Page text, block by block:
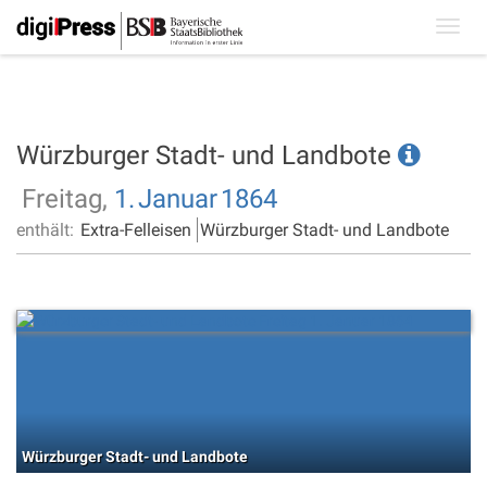
Würzburger Stadt- und Landbote
Freitag, 1.Januar1864
enthält: Extra-Felleisen Würzburger Stadt- und Landbote
Würzburger Stadt- und Landbote